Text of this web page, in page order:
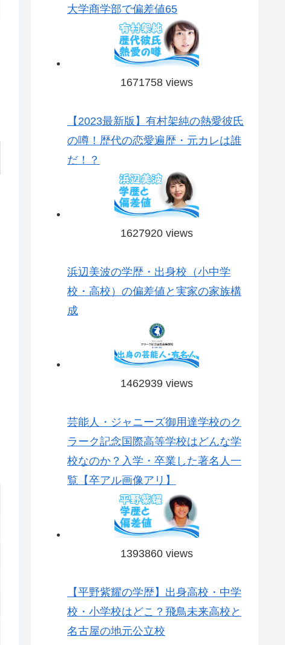
大学商学部で偏差値65
1671758 views
【2023最新版】有村架純の熱愛彼氏
の噂！歴代の恋愛遍歴・元カレは誰
だ！？
1627920 views
浜辺美波の学歴・出身校（小中学
校・高校）の偏差値と実家の家族構
成
1462939 views
芸能人・ジャニーズ御用達学校のク
ラーク記念国際高等学校はどんな学
校なのか？入学・卒業した著名人一
覧【卒アル画像アリ】
1393860 views
【平野紫耀の学歴】出身高校・中学
校・小学校はどこ？飛鳥未来高校と
名古屋の地元公立校